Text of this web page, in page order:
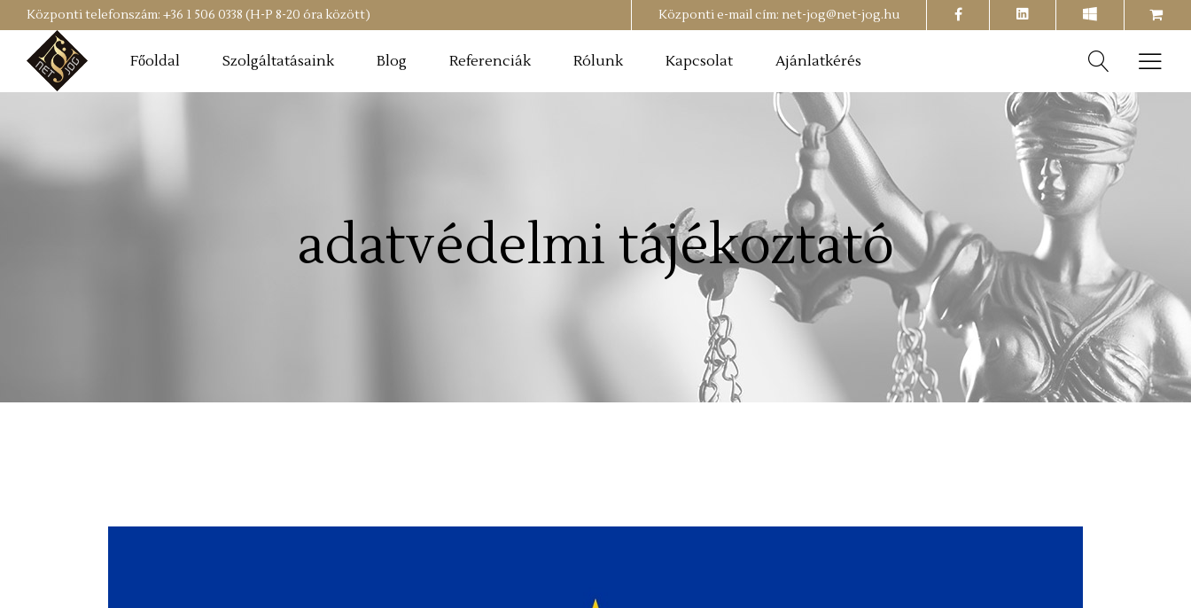
Központi telefonszám: +36 1 506 0338 (H-P 8-20 óra között) Központi e-mail cím: net-jog@net-jog.hu facebook
shopping-
cart
Főoldal Szolgáltatásaink Blog Referenciák Rólunk Kapcsolat Ajánlatkérés
adatvédelmi tájékoztató